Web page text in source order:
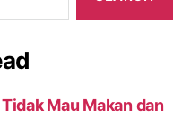
Mau Makan dan